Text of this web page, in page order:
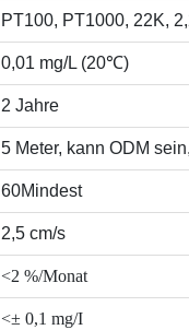
PT100, PT1000, 22K,
0,01 mg/L (20℃)
2 Jahre
5 Meter, kann ODM
60Mindest
2,5 cm/s
<2 %/Monat
<± 0,1 mg/I